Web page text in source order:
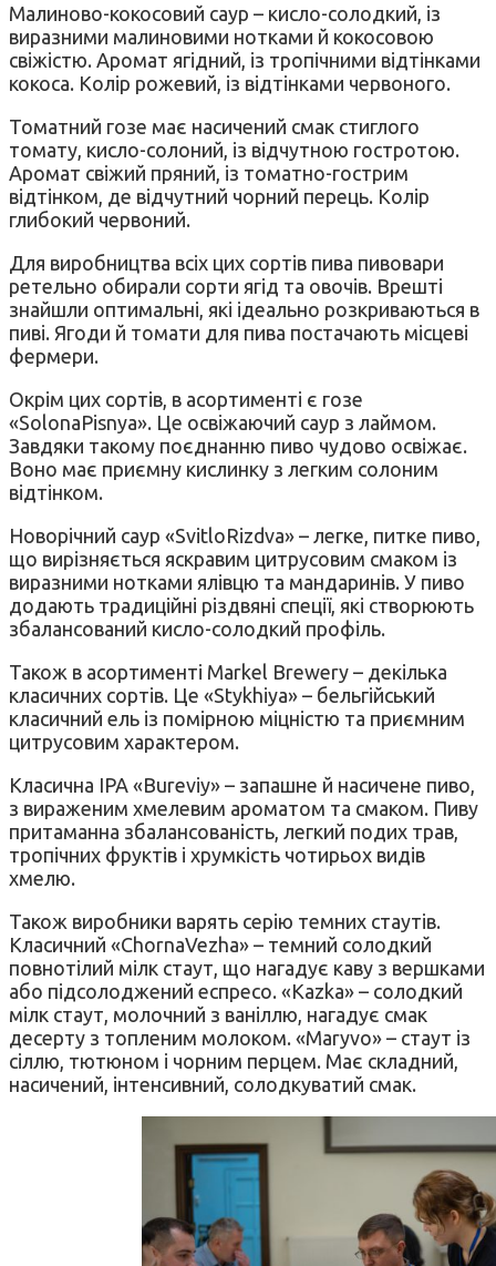
Малиново-кокосовий саур – кисло-солодкий, із
виразними малиновими нотками й кокосовою
свіжістю. Аромат ягідний, із тропічними відтінками
кокоса. Колір рожевий, із відтінками червоного.
Томатний гозе має насичений смак стиглого
томату, кисло-солоний, із відчутною гостротою.
Аромат свіжий пряний, із томатно-гострим
відтінком, де відчутний чорний перець. Колір
глибокий червоний.
Для виробництва всіх цих сортів пива пивовари
ретельно обирали сорти ягід та овочів. Врешті
знайшли оптимальні, які ідеально розкриваються в
пиві. Ягоди й томати для пива постачають місцеві
фермери.
Окрім цих сортів, в асортименті є гозе
«SolonaPisnya». Це освіжаючий саур з лаймом.
Завдяки такому поєднанню пиво чудово освіжає.
Воно має приємну кислинку з легким солоним
відтінком.
Новорічний саур «SvitloRizdva» – легке, питке пиво,
що вирізняється яскравим цитрусовим смаком із
виразними нотками ялівцю та мандаринів. У пиво
додають традиційні різдвяні спеції, які створюють
збалансований кисло-солодкий профіль.
Також в асортименті Markel Brewery – декілька
класичних сортів. Це «Stykhiya» – бельгійський
класичний ель із помірною міцністю та приємним
цитрусовим характером.
Класична IPA «Bureviy» – запашне й насичене пиво,
з вираженим хмелевим ароматом та смаком. Пиву
притаманна збалансованість, легкий подих трав,
тропічних фруктів і хрумкість чотирьох видів
хмелю.
Також виробники варять серію темних стаутів.
Класичний «ChornaVezha» – темний солодкий
повнотілий мілк стаут, що нагадує каву з вершками
або підсолоджений еспресо. «Kazka» – солодкий
мілк стаут, молочний з ваніллю, нагадує смак
десерту з топленим молоком. «Maryvo» – стаут із
сіллю, тютюном і чорним перцем. Має складний,
насичений, інтенсивний, солодкуватий смак.